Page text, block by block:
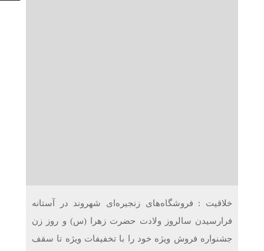
خلاقیت : فروشگاه‌های زنجیره‌ای شهروند در آستانه
فرارسیدن سالروز ولادت حضرت زهرا (س) و روز زن
جشنواره فروش ویژه‌ خود را با تخفیفات ویژه تا سقف